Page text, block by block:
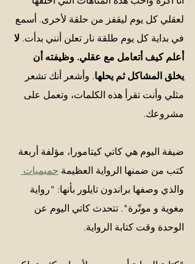
لعقلي كل يوم ليقفز من حلقة لأخرى. أسمع
في بداية كل يوم طلقة نار تعلن أنني بدأت. لا
أعلم كيف أتعامل مع عقلي. وظيفته أن
يخلق المشاكل ثم يحلها. وأشعر أنك تشعر
مثلي وأنت تقرأ هذه الكلمات، وتعمل على
مشروعك.
ضيفة اليوم هي كاتي كيتامورا، مؤلفة أربعة
كتب من ضمنها الرواية العظيمة حميميات
والذي وصفها براندون تايلور بأنها: "رواية
مغوية و موتّرة". تتحدث كاتي اليوم عن
الوحدة وقت كتابة الرواية.